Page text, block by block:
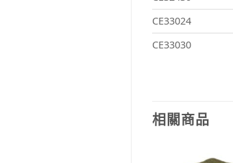
CE33024
CE33030
相關商品